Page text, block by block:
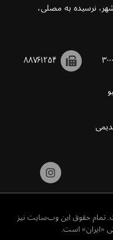
نرسیده به مصلی،
۸۸۷۶۱۲۵۴
تمام حقوق این وب‌سایت نیز
«ایران» است.